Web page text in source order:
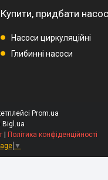
Купити, придбати насос
Насоси циркуляційні
Глибинні насоси
Prom.ua
Bigl.ua
Політика конфіденційності
▼